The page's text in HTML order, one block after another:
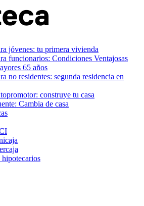
jóvenes: tu primera vivienda
funcionarios: Condiciones Ventajosas
65 años
no residentes: segunda residencia en
construye tu casa
Cambia de casa
hipotecarios